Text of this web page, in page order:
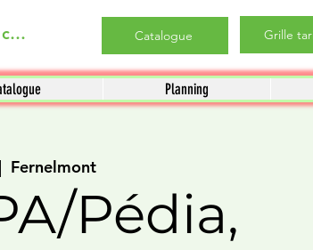
Catalogue Grille
Planning
Fernelmont
Pédia,